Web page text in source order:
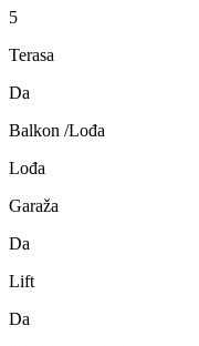
5
Terasa
Da
Balkon /Lođa
Lođa
Garaža
Da
Lift
Da